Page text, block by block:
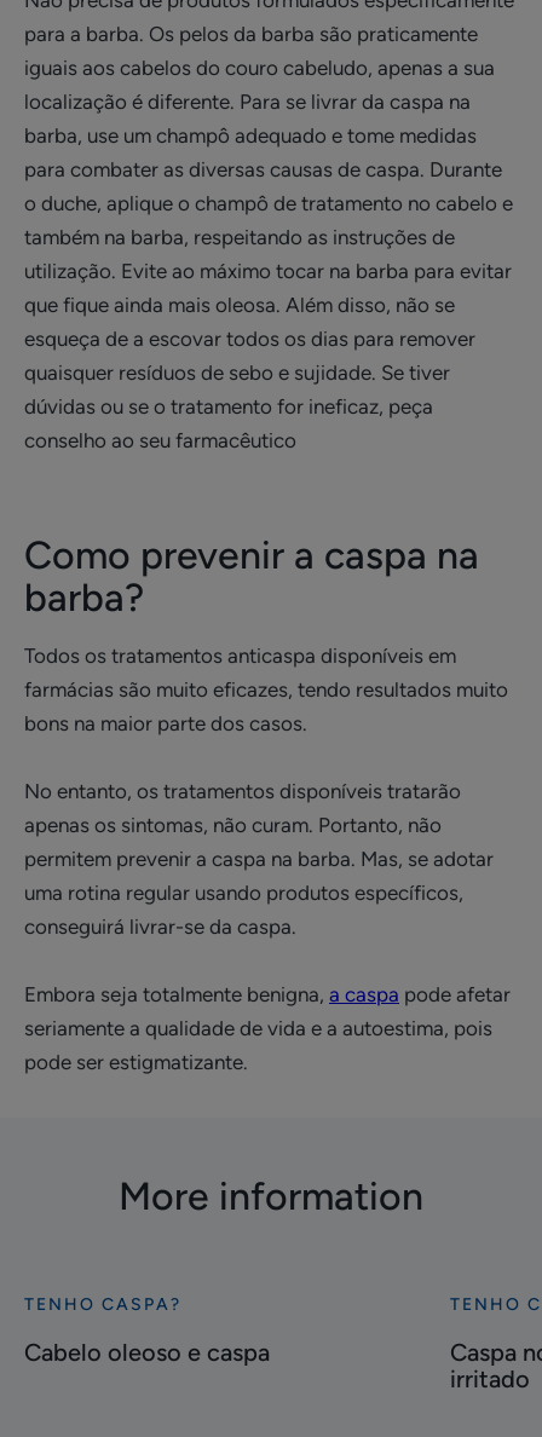
para a barba. Os pelos da barba são praticamente
iguais aos cabelos do couro cabeludo, apenas a sua
localização é diferente. Para se livrar da caspa na
barba, use um champô adequado e tome medidas
para combater as diversas causas de caspa. Durante
o duche, aplique o champô de tratamento no cabelo e
também na barba, respeitando as instruções de
utilização. Evite ao máximo tocar na barba para evitar
que fique ainda mais oleosa. Além disso, não se
esqueça de a escovar todos os dias para remover
quaisquer resíduos de sebo e sujidade. Se tiver
dúvidas ou se o tratamento for ineficaz, peça
conselho ao seu farmacêutico
Como prevenir a caspa na
barba?
Todos os tratamentos anticaspa disponíveis em
farmácias são muito eficazes, tendo resultados muito
bons na maior parte dos casos.
No entanto, os tratamentos disponíveis tratarão
apenas os sintomas, não curam. Portanto, não
permitem prevenir a caspa na barba. Mas, se adotar
uma rotina regular usando produtos específicos,
conseguirá livrar-se da caspa.
Embora seja totalmente benigna, a caspa pode afetar
seriamente a qualidade de vida e a autoestima, pois
pode ser estigmatizante.
More information
Descubra
Cabelo
TENHO CASPA?
Cabelo oleoso e caspa
Descubra
Caspa
no
TENHO
Caspa
irritado